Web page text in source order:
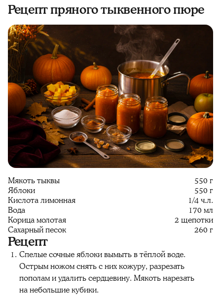
Рецепт пряного тыквенного пюре
Мякоть тыквы
550 г
Яблоки
550 г
Кислота лимонная
1/4 ч.л.
Вода
170 мл
Корица молотая
2 щепотки
Сахарный песок
260 г
Рецепт
Спелые сочные яблоки вымыть в тёплой воде.
Острым ножом снять с них кожуру, разрезать
пополам и удалить сердцевину. Мякоть нарезать
на небольшие кубики.